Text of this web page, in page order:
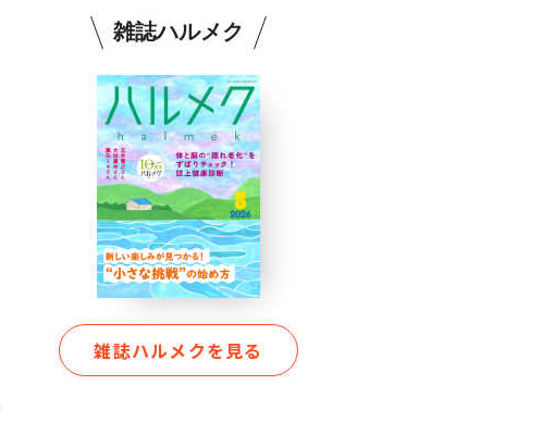
雑誌ハルメク
雑誌ハルメクを見る